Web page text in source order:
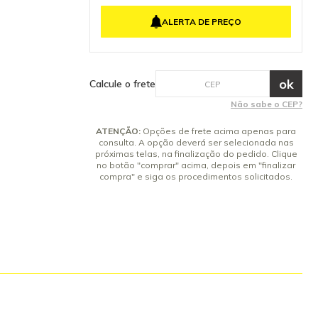
Kärcher.
5x de R$ 38,19 sem juros
8x de R$ 23,87 sem juros
9x de R$ 21,22 sem juros
ALERTA DE PREÇO
Calcule o frete
Não sabe o CEP?
ATENÇÃO: Opções de frete acima apenas para
consulta. A opção deverá ser selecionada nas
próximas telas, na finalização do pedido. Clique
no botão "comprar" acima, depois em "finalizar
compra" e siga os procedimentos solicitados.